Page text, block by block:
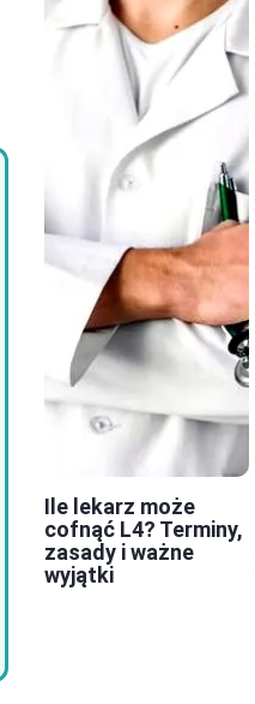
Ile lekarz może
cofnąć L4? Terminy,
zasady i ważne
wyjątki